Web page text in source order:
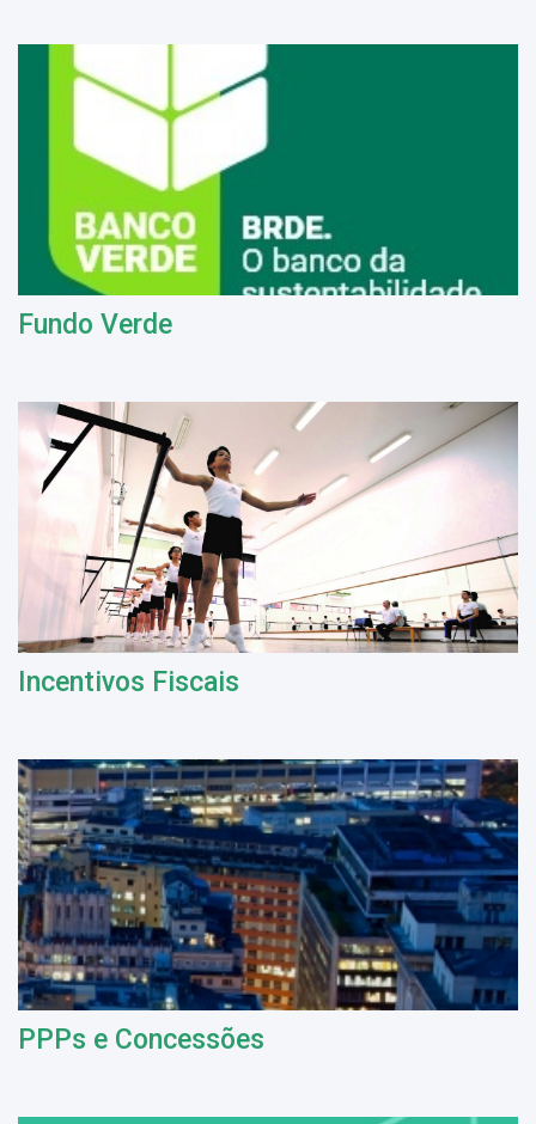
Fundo Verde
Incentivos Fiscais
PPPs e Concessões